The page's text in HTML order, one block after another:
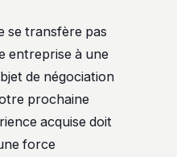
se transfère pas
entreprise à une
de négociation
prochaine
acquise doit
force